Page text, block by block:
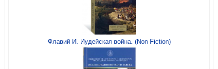
Немыченков В.И. Слава и честь земли русской: очерки
Отечестволюбия
Флавий И. Иудейская война. (Non Fiction)